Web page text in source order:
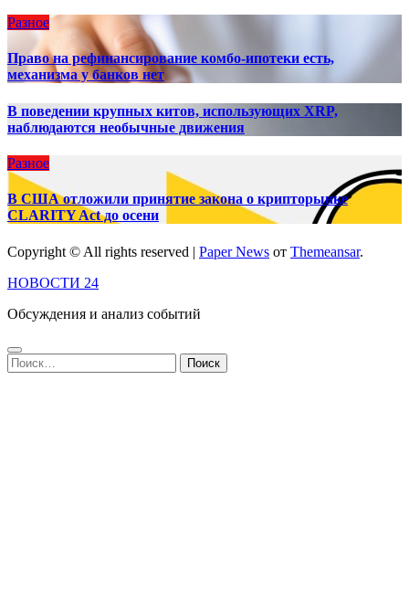
Разное
Право на рефинансирование комбо-ипотеки есть,
механизма у банков нет
В поведении крупных китов, использующих XRP,
наблюдаются необычные движения
Разное
В США отложили принятие закона о крипторынке
CLARITY Act до осени
Copyright © All rights reserved | Paper News от Themeansar.
НОВОСТИ 24
Обсуждения и анализ событий
Найти: